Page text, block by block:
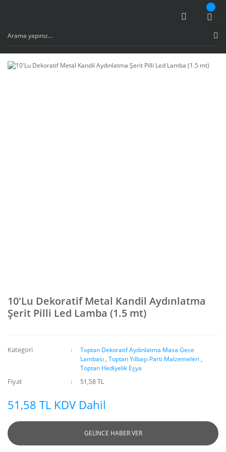
10'Lu Dekoratif Metal Kandil Aydınlatma
Şerit Pilli Led Lamba (1.5 mt)
Kategori
Toptan Dekoratif Aydınlatma Masa Gece
Lambası ,Toptan Yılbaşı Parti Malzemeleri ,
Toptan Hediyelik Eşya
Fiyat 51,58 TL
51,58 TL KDV Dahil
GELİNCE HABER VER